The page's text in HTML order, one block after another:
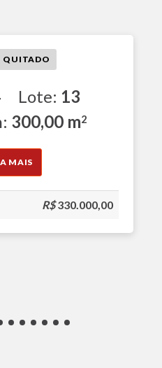
QUITADO
Lote: 13
300,00 m2
MAIS
R$330.000,00